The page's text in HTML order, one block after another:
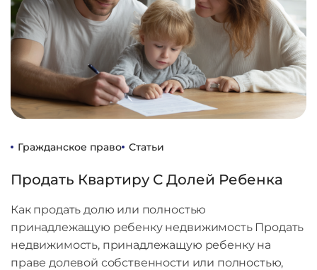
Гражданское право Статьи
Продать Квартиру С Долей Ребенка
Как продать долю или полностью
принадлежащую ребенку недвижимость Продать
недвижимость, принадлежащую ребенку на
праве долевой собственности или полностью,